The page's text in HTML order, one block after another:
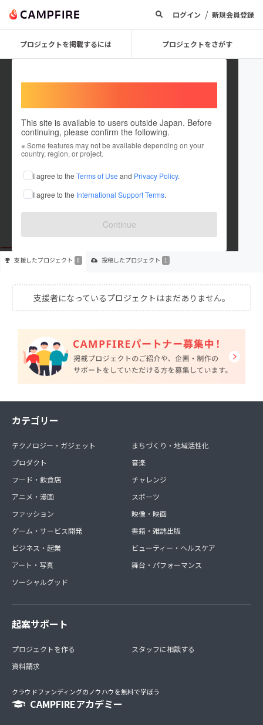
ログイン / 新規会員登録
プロジェクトを掲載するには プロジェクトをさがす
This site is available to users outside Japan. Before
continuing, please confirm the following.
※ Some features may not be available depending on your
country, region, or project.
I agree to the Terms of Use and Privacy Policy.
I agree to the International Support Terms.
Continue
aelite japan
これまでに1件のプロジェクトを投稿しています
在住国：日本 現在地：福岡県
出身国：日本 出身地：佐賀県
支援したプロジェクト 0 投稿したプロジェクト 1
支援者になっているプロジェクトはまだありません。
カテゴリー
テクノロジー・ガジェット
プロダクト
フード・飲食店
アニメ・漫画
ファッション
ゲーム・サービス開発
ビジネス・起業
アート・写真
ソーシャルグッド
まちづくり・地域活性化
音楽
チャレンジ
スポーツ
映像・映画
書籍・雑誌出版
ビューティー・ヘルスケア
舞台・パフォーマンス
起案サポート
プロジェクトを作る
資料請求
スタッフに相談する
クラウドファンディングのノウハウを無料で学ぼう
CAMPFIREアカデミー